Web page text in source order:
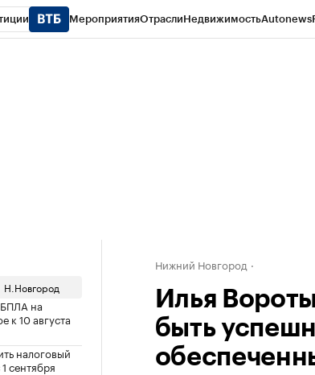
МероприятияОтраслиНедвижимостьAutonews
Н.Новгород
БПЛА на
к 10 августа
налоговый
сентября
Нижний Новгород
Илья
быть